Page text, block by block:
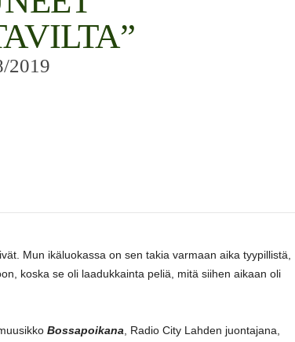
2019
Mun ikäluokassa on sen takia varmaan aika tyypillistä,
koska se oli laadukkainta peliä, mitä siihen aikaan oli
Bossapoikana , Radio City Lahden juontajana,